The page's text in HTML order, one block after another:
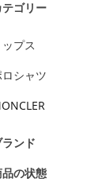
テゴリー
ップス
シャツ
ランド
の状態